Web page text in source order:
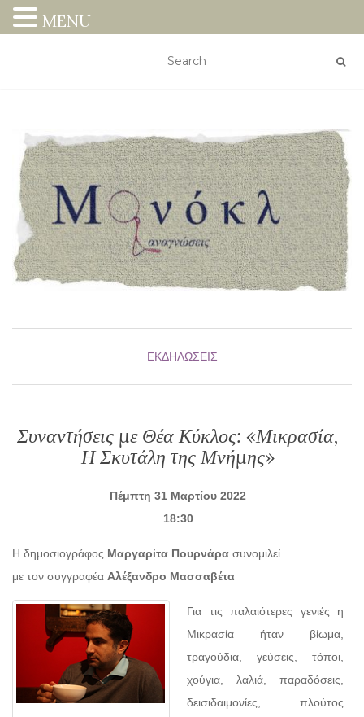
ΕΚΔΗΛΏΣΕΙΣ
Συναντήσεις με Θέα Κύκλος: «Μικρασία,
Η Σκυτάλη της Μνήμης»
Πέμπτη 31 Μαρτίου 2022
18:30
Η δημοσιογράφος Μαργαρίτα Πουρνάρα συνομιλεί
με τον συγγραφέα Αλέξανδρο Μασσαβέτα
Για τις παλαιότερες γενιές η
Μικρασία ήταν βίωμα,
τραγούδια, γεύσεις, τόποι,
χούγια, λαλιά, παραδόσεις,
δεισιδαιμονίες, πλούτος
MENU